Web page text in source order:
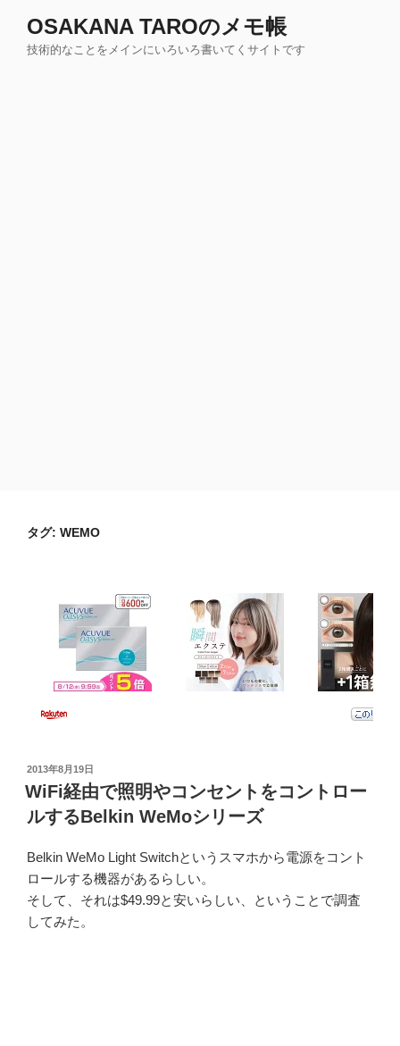
OSAKANA TAROのメモ帳
技術的なことをメインにいろいろ書いてくサイトです
タグ: WEMO
投
稿
日:
2013年8月19日
WiFi経由で照明やコンセントをコントロー
ルするBelkin WeMoシリーズ
Belkin WeMo Light Switchというスマホから電源をコント
ロールする機器があるらしい。
そして、それは$49.99と安いらしい、ということで調査
してみた。